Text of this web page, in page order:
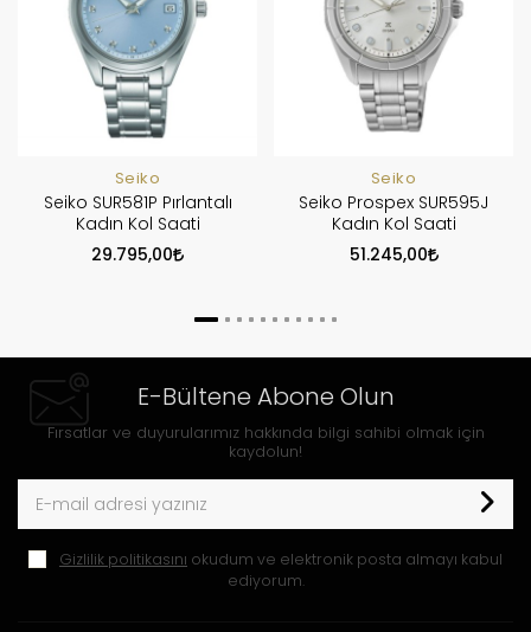
Seiko
Seiko SUR581P Pırlantalı
Kadın Kol Saati
29.795,00
Seiko
Seiko Prospex SUR595J
Kadın Kol Saati
51.245,00
E-Bültene Abone Olun
Fırsatlar ve duyurularımız hakkında bilgi sahibi olmak için
kaydolun!
Gizlilik politikasını okudum ve elektronik posta almayı kabul
ediyorum.